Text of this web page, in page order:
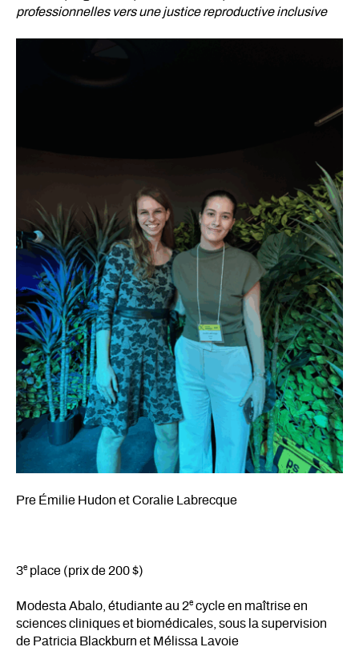
professionnelles vers une justice reproductive inclusive
Pre Émilie Hudon et Coralie Labrecque
3e place (prix de 200 $)
Modesta Abalo, étudiante au 2e cycle en maîtrise en
sciences cliniques et biomédicales, sous la supervision
de Patricia Blackburn et Mélissa Lavoie